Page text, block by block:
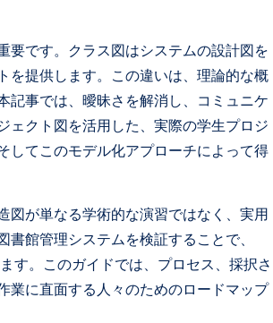
要です。クラス図はシステムの設計図を
を提供します。この違いは、理論的な概
記事では、曖昧さを解消し、コミュニケ
ェクト図を活用した、実際の学生プロジ
してこのモデル化アプローチによって得
図が単なる学術的な演習ではなく、実用
館管理システムを検証することで、
す。このガイドでは、プロセス、採択さ
業に直面する人々のためのロードマップ